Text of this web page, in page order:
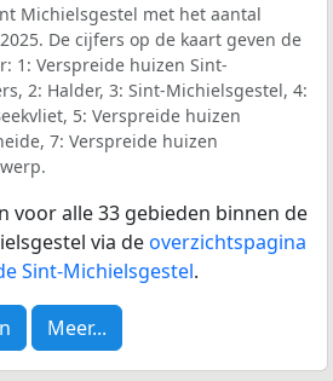
Michielsgestel met het aantal
De cijfers op de kaart geven de
1: Verspreide huizen Sint-
2: Halder, 3: Sint-Michielsgestel, 4:
5: Verspreide huizen
7: Verspreide huizen
voor alle 33 gebieden binnen de
via deoverzichtspagina
Sint-Michielsgestel.
Meer...